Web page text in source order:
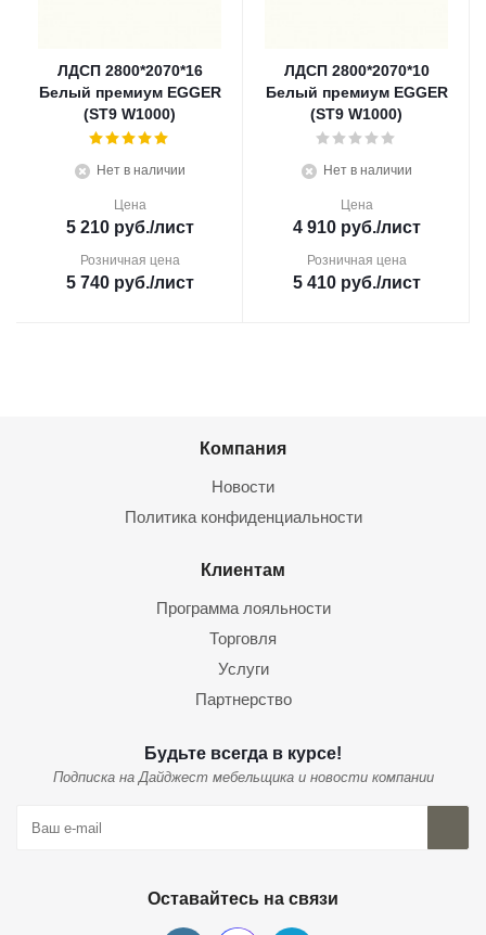
ЛДСП 2800*2070*16
Белый премиум EGGER
(ST9 W1000)
Нет в наличии
Цена
5 210руб./лист
Розничная цена
5 740руб./лист
ЛДСП 2800*2070*10
Белый премиум EGGER
(ST9 W1000)
Нет в наличии
Цена
4 910руб./лист
Розничная цена
5 410руб./лист
Компания
Новости
Политика конфиденциальности
Клиентам
Программа лояльности
Торговля
Услуги
Партнерство
Будьте всегда в курсе!
Подписка на Дайджест мебельщика и новости компании
Оставайтесь на связи